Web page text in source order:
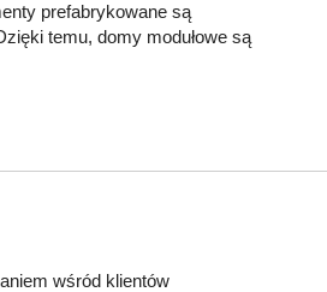
prefabrykowane są
temu, domy modułowe są
wśród klientów